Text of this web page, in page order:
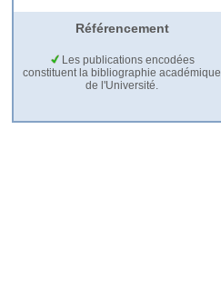
Référencement
Les publications encodées
constituent la bibliographie académique
de l'Université.